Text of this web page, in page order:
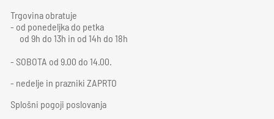
Trgovina obratuje
- od ponedeljka do petka
od 9h do 13h in od 14h do 18h
- SOBOTA od 9.00 do 14.00.
- nedelje in prazniki ZAPRTO
Splošni pogoji poslovanja